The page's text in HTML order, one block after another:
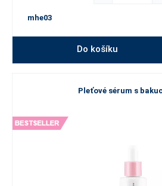
mhe03
Do košíku
Pleťové sérum s